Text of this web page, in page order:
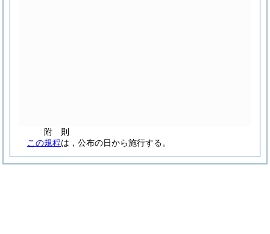
附 則
この規程は，公布の日から施行する。